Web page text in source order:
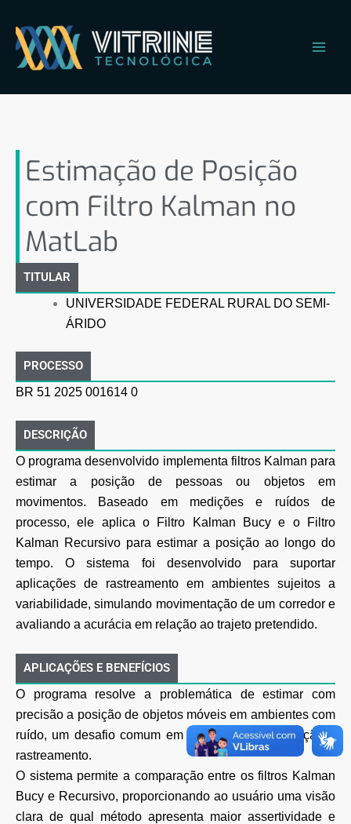
para
conteúdo
Estimação de Posição
com Filtro Kalman no
MatLab
TITULAR
UNIVERSIDADE FEDERAL RURAL DO SEMI-
ÁRIDO
PROCESSO
BR 51 2025 001614 0
DESCRIÇÃO
O programa desenvolvido implementa filtros Kalman para
estimar a posição de pessoas ou objetos em
movimentos. Baseado em medições e ruídos de
processo, ele aplica o Filtro Kalman Bucy e o Filtro
Kalman Recursivo para estimar a posição ao longo do
tempo. O sistema foi desenvolvido para suportar
aplicações de rastreamento em ambientes sujeitos a
variabilidade, simulando movimentação de um corredor e
avaliando a acurácia em relação ao trajeto pretendido.
APLICAÇÕES E BENEFÍCIOS
O programa resolve a problemática de estimar com
precisão a posição de objetos móveis em ambientes com
ruído, um desafio comum em sistemas de navegação e
rastreamento.
O sistema permite a comparação entre os filtros Kalman
Bucy e Recursivo, proporcionando ao usuário uma visão
clara de qual método apresenta maior assertividade e